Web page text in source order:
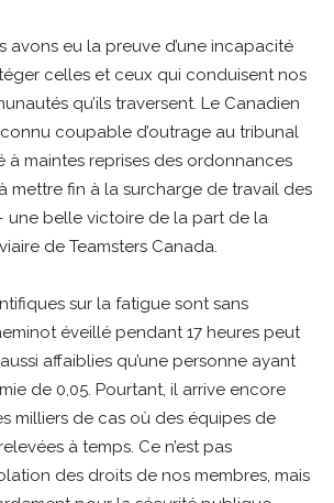
avons eu la preuve d’une incapacité
celles et ceux qui conduisent nos
qu’ils traversent. Le Canadien
coupable d’outrage au tribunal
à maintes reprises des ordonnances
mettre fin à la surcharge de travail des
une belle victoire de la part de la
de Teamsters Canada.
sur la fatigue sont sans
éveillé pendant 17 heures peut
affaiblies qu’une personne ayant
de 0,05. Pourtant, il arrive encore
milliers de cas où des équipes de
à temps. Ce n’est pas
des droits de nos membres, mais